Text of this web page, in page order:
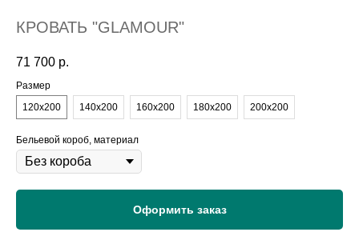
КРОВАТЬ "GLAMOUR"
71 700 р.
Размер
120х200
140х200 160х200 180х200 200х200
Бельевой короб, материал
Оформить заказ